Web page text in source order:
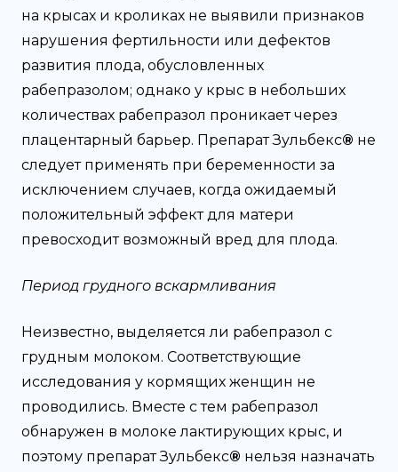
на крысах и кроликах не выявили признаков
нарушения фертильности или дефектов
развития плода, обусловленных
рабепразолом; однако у крыс в небольших
количествах рабепразол проникает через
плацентарный барьер. Препарат Зульбекс® не
следует применять при беременности за
исключением случаев, когда ожидаемый
положительный эффект для матери
превосходит возможный вред для плода.
Период грудного вскармливания
Неизвестно, выделяется ли рабепразол с
грудным молоком. Соответствующие
исследования у кормящих женщин не
проводились. Вместе с тем рабепразол
обнаружен в молоке лактирующих крыс, и
поэтому препарат Зульбекс® нельзя назначать